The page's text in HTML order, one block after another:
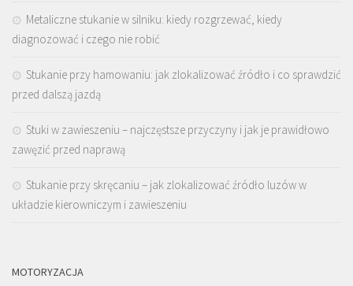
Metaliczne stukanie w silniku: kiedy rozgrzewać, kiedy
diagnozować i czego nie robić
Stukanie przy hamowaniu: jak zlokalizować źródło i co sprawdzić
przed dalszą jazdą
Stuki w zawieszeniu – najczęstsze przyczyny i jak je prawidłowo
zawęzić przed naprawą
Stukanie przy skręcaniu – jak zlokalizować źródło luzów w
układzie kierowniczym i zawieszeniu
MOTORYZACJA